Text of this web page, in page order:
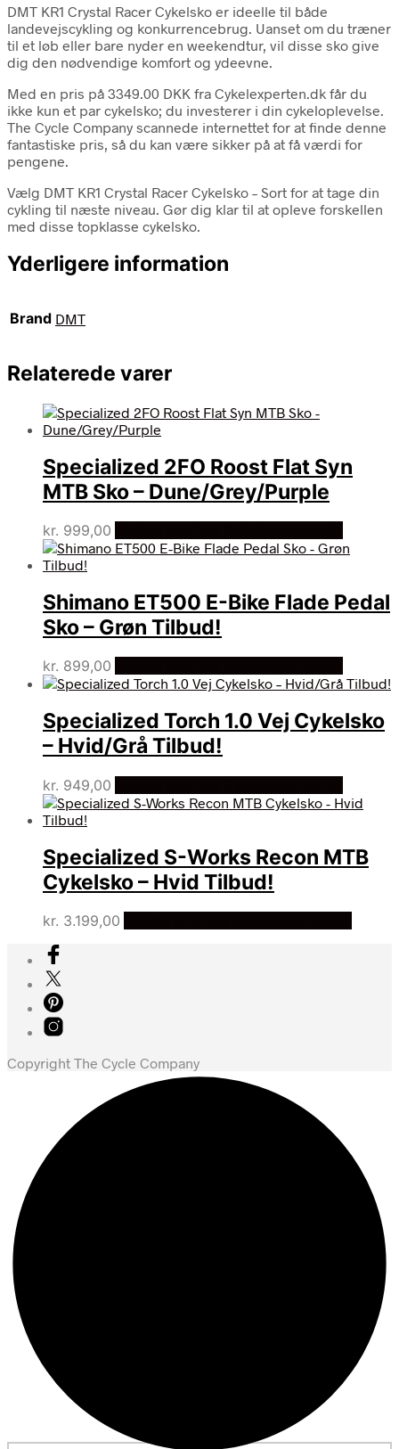
DMT KR1 Crystal Racer Cykelsko er ideelle til både
landevejscykling og konkurrencebrug. Uanset om du træner
til et løb eller bare nyder en weekendtur, vil disse sko give
dig den nødvendige komfort og ydeevne.
Med en pris på 3349.00 DKK fra Cykelexperten.dk får du
ikke kun et par cykelsko; du investerer i din cykeloplevelse.
The Cycle Company scannede internettet for at finde denne
fantastiske pris, så du kan være sikker på at få værdi for
pengene.
Vælg DMT KR1 Crystal Racer Cykelsko – Sort for at tage din
cykling til næste niveau. Gør dig klar til at opleve forskellen
med disse topklasse cykelsko.
Yderligere information
Brand DMT
Relaterede varer
Specialized 2FO Roost Flat Syn
MTB Sko – Dune/Grey/Purple
kr. 999,00
Shimano ET500 E-Bike Flade Pedal
Sko – Grøn Tilbud!
kr. 899,00
Specialized Torch 1.0 Vej Cykelsko
– Hvid/Grå Tilbud!
kr. 949,00
Specialized S-Works Recon MTB
Cykelsko – Hvid Tilbud!
kr. 3.199,00
Copyright The Cycle Company